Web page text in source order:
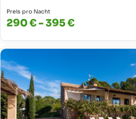
Preis pro Nacht
290 € - 395 €